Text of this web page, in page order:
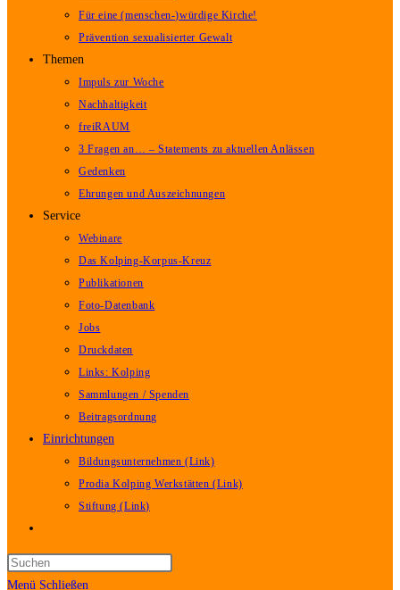
Für eine (menschen-)würdige Kirche!
Prävention sexualisierter Gewalt
Themen
Impuls zur Woche
Nachhaltigkeit
freiRAUM
3 Fragen an… – Statements zu aktuellen Anlässen
Gedenken
Ehrungen und Auszeichnungen
Service
Webinare
Das Kolping-Korpus-Kreuz
Publikationen
Foto-Datenbank
Jobs
Druckdaten
Links: Kolping
Sammlungen / Spenden
Beitragsordnung
Einrichtungen
Bildungsunternehmen (Link)
Prodia Kolping Werkstätten (Link)
Stiftung (Link)
umschalten
Menü Schließen